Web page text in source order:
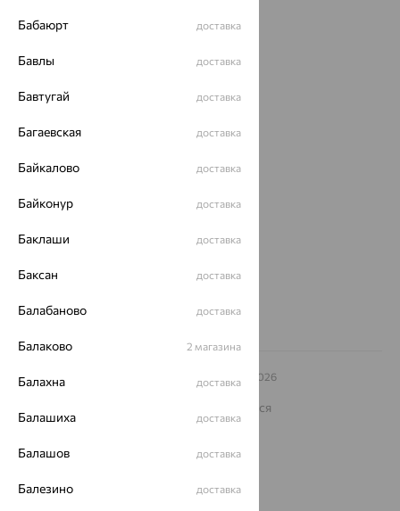
О нас
Магазины и доставка г. Липецк
еще 3
Другие города
Заказать звонок
© ООО «Ювелирный дом «Кристалл»,
– 2026
Карта сайта
На информационном ресурсе применяются
рекомендательные технологии
ОГРН 1044800168379
Политика конфеденциальности
Разработка сайта —
Бабаюрт доставка
Бавлы доставка
Бавтугай доставка
Багаевская доставка
Байкалово доставка
Байконур доставка
Баклаши доставка
Баксан доставка
Балабаново доставка
Балаково 2 магазина
Балахна доставка
Балашиха доставка
Балашов доставка
Балезино доставка